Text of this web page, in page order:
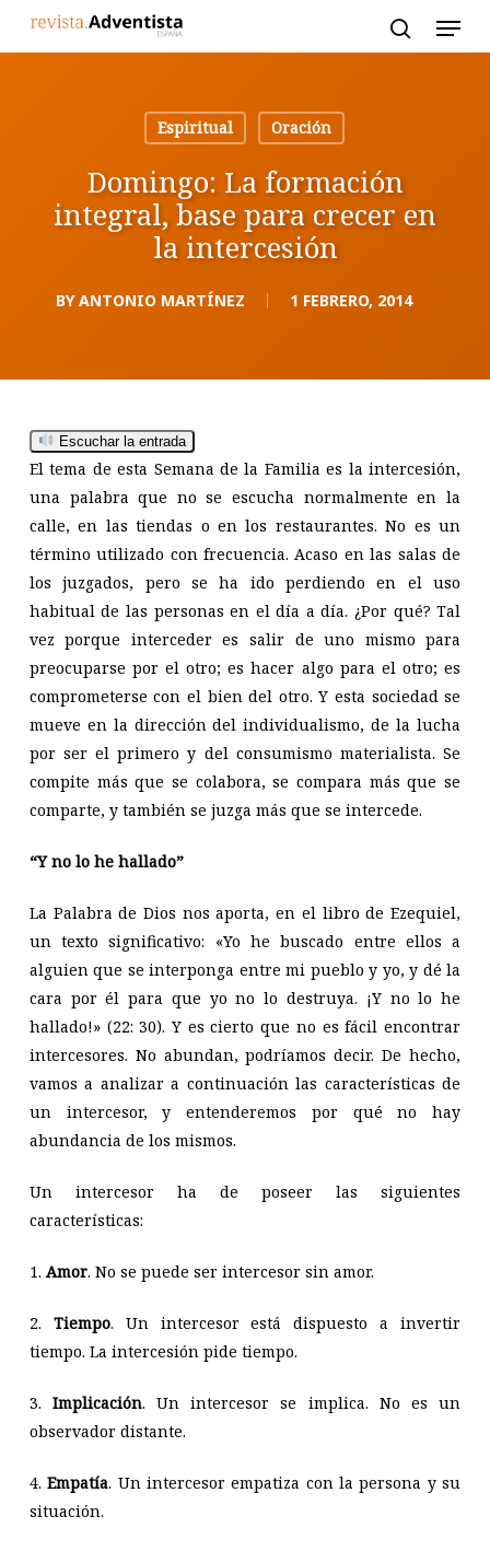
Espiritual
Oración
Domingo: La formación
integral, base para crecer en
la intercesión
BY ANTONIO MARTÍNEZ 1 FEBRERO, 2014
Escuchar la entrada
El tema de esta Semana de la Familia es la intercesión,
una palabra que no se escucha normalmente en la
calle, en las tiendas o en los restaurantes. No es un
término utilizado con frecuencia. Acaso en las salas de
los juzgados, pero se ha ido perdiendo en el uso
habitual de las personas en el día a día. ¿Por qué? Tal
vez porque interceder es salir de uno mismo para
preocuparse por el otro; es hacer algo para el otro; es
comprometerse con el bien del otro. Y esta sociedad se
mueve en la dirección del individualismo, de la lucha
por ser el primero y del consumismo materialista. Se
compite más que se colabora, se compara más que se
comparte, y también se juzga más que se intercede.
“Y no lo he hallado”
La Palabra de Dios nos aporta, en el libro de Ezequiel,
un texto significativo: «Yo he buscado entre ellos a
alguien que se interponga entre mi pueblo y yo, y dé la
cara por él para que yo no lo destruya. ¡Y no lo he
hallado!» (22: 30). Y es cierto que no es fácil encontrar
intercesores. No abundan, podríamos decir. De hecho,
vamos a analizar a continuación las características de
un intercesor, y entenderemos por qué no hay
abundancia de los mismos.
Un intercesor ha de poseer las siguientes
características:
1. Amor. No se puede ser intercesor sin amor.
2. Tiempo. Un intercesor está dispuesto a invertir
tiempo. La intercesión pide tiempo.
3.Implicación. Un intercesor se implica. No es un
observador distante.
4.Empatía. Un intercesor empatiza con la persona y su
situación.